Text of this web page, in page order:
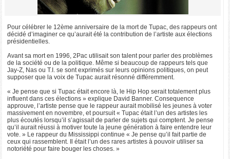
Pour célébrer le 12ème anniversaire de la mort de Tupac, des rappeurs ont
décidé d’imaginer ce qu’aurait été la contribution de l’artiste aux élections
présidentielles.
Avant sa mort en 1996, 2Pac utilisait son talent pour parler des problèmes
de la société ou de la politique. Même si beaucoup de rappeurs tels que
Jay-Z, Nas ou T.I. se sont exprimés sur leurs opinions politiques, on peut
supposer que la voix de Tupac aurait résonné différemment.
« Je pense que si Tupac était encore là, le Hip Hop serait totalement plus
influent dans ces élections » explique David Banner. Consequence
approuve, l’artiste pense que le rappeur aurait mobilisé les jeunes à voter
massivement en novembre, et poursuit « Tupac était l’un des artistes les
plus écoutés lorsqu’il s’agissait de parler de sujets qui comptent. Je pense
qu’il aurait réussi à motiver toute la jeune génération à faire entendre leur
vote. » Le rappeur du Mississippi continue « Je pense qu’il fait partie de
ceux qui rassemblent. Il était l’un des rares artistes à pouvoir utiliser sa
notoriété pour faire bouger les choses. »